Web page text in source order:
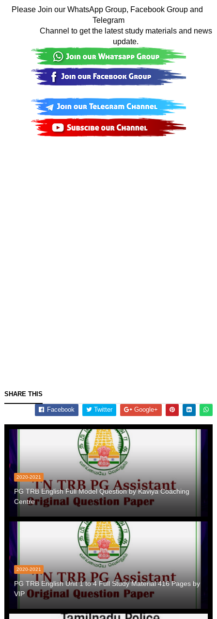
Please Join our WhatsApp Group, Facebook Group and
Telegram
                  update.
SHARE THIS
Facebook Twitter Google+
2020-2021
PG TRB English Full Model Question by Kaviya Coaching
Centre
2020-2021
PG TRB English Unit 1 to 4 Full Study Material 416 Pages by
VIP